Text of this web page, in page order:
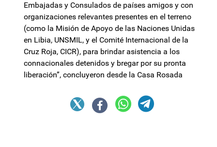
Embajadas y Consulados de países amigos y con
organizaciones relevantes presentes en el terreno
(como la Misión de Apoyo de las Naciones Unidas
en Libia, UNSMIL, y el Comité Internacional de la
Cruz Roja, CICR), para brindar asistencia a los
connacionales detenidos y bregar por su pronta
liberación”, concluyeron desde la Casa Rosada